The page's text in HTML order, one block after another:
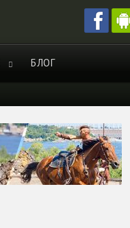
БЛОГ